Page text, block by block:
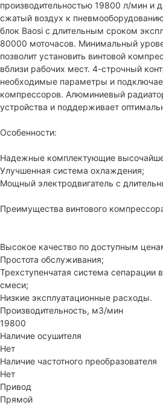
производительностью 19800 л/мин и
сжатый воздух к
блок Baosi c длительным сроком
80000 моточасов. Минимальный
позволит установить винтовой
вблизи рабочих мест. 4-строчный
необходимые параметры и
компрессоров. Алюминиевый
устройства и поддерживает
Особенности:
Надежные комплектующие
Улучшенная система охлаждения;
Мощный электродвигатель с
Преимущества винтового
Высокое качество по доступным
Простота обслуживания;
Трехступенчатая система сепарации
смеси;
Низкие эксплуатационные расходы.
Производительность, м3/мин
19800
Наличие осушителя
Нет
Наличие частотного преобразователя
Нет
Привод
Прямой